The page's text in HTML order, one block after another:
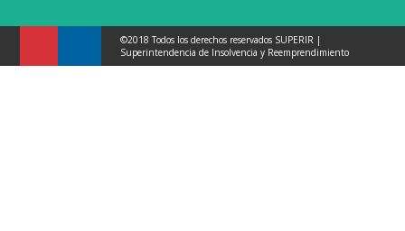
©2018 Todos los derechos reservados SUPERIR |
Superintendencia de Insolvencia y Reemprendimiento